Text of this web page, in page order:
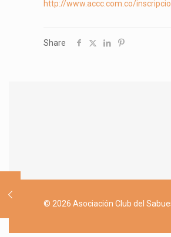
http://www.accc.com.co/
Share
© 2026 Asociación Club del